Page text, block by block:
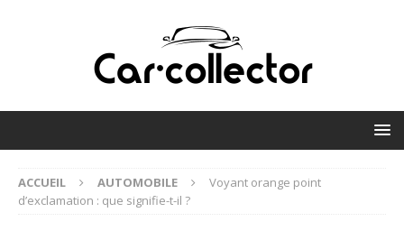
ACCUEIL AUTOMOBILE
Voyant orange point
d’exclamation : que signifie-t-il ?